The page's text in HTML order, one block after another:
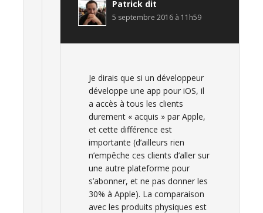
Patrick dit
5 septembre 2016 à 11h59
Je dirais que si un développeur
développe une app pour iOS, il
a accès à tous les clients
durement « acquis » par Apple,
et cette différence est
importante (d’ailleurs rien
n’empêche ces clients d’aller sur
une autre plateforme pour
s’abonner, et ne pas donner les
30% à Apple). La comparaison
avec les produits physiques est